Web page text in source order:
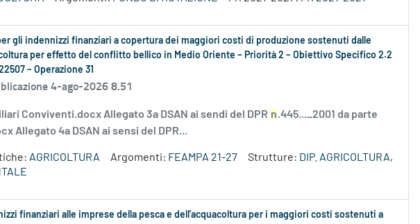
per gli indennizzi finanziari a copertura dei maggiori costi di produzione sostenuti dalle
per effetto del conflitto bellico in Medio Oriente – Priorità 2 – Obiettivo Specifico 2.2
– Operazione 31
4-ago-2026 8.51
Conviventi.docx Allegato 3a DSAN ai sendi del DPR n.445..._2001 da parte
Allegato 4a DSAN ai sensi del DPR...
AGRICOLTURA Argomenti: FEAMPA 21-27 Strutture: DIP. AGRICOLTURA,
finanziari alle imprese della pesca e dell'acquacoltura per i maggiori costi sostenuti a